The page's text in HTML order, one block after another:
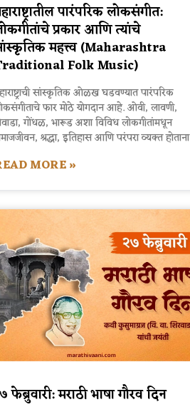
पारंपरिक लोकसंगीत:
प्रकार आणि त्यांचे
महत्त्व (Maharashtra
Folk Music)
सांस्कृतिक ओळख घडवण्यात पारंपरिक
फार मोठे योगदान आहे. ओवी, लावणी,
गोंधळ, भारूड अशा विविध लोकगीतांमधून
श्रद्धा, इतिहास आणि परंपरा व्यक्त होताना
MORE »
फेब्रुवारी: मराठी भाषा गौरव दिन